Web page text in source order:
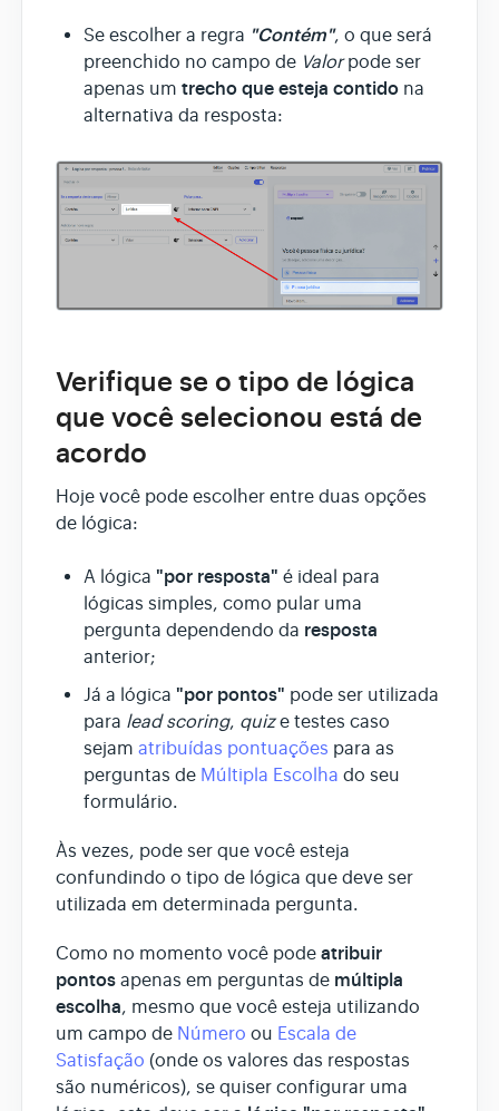
Se escolher a regra "Contém", o que será
preenchido no campo de Valorpode ser
apenas um trecho que esteja contido na
alternativa da resposta:
Verifique se o tipo de lógica
que você selecionou está de
acordo
Hoje você pode escolher entre duas opções
de lógica:
A lógica "por resposta" é ideal para
lógicas simples, como pular uma
pergunta dependendo da resposta
anterior;
Já a lógica "por pontos" pode ser utilizada
para lead scoring, quize testes caso
sejam atribuídas pontuações para as
perguntas de Múltipla Escolha do seu
formulário.
Às vezes, pode ser que você esteja
confundindo o tipo de lógica que deve ser
utilizada em determinada pergunta.
Como no momento você pode atribuir
pontos apenas em perguntas de múltipla
escolha, mesmo que você esteja utilizando
um campo de Número ou Escala de
Satisfação (onde os valores das respostas
são numéricos), se quiser configurar uma